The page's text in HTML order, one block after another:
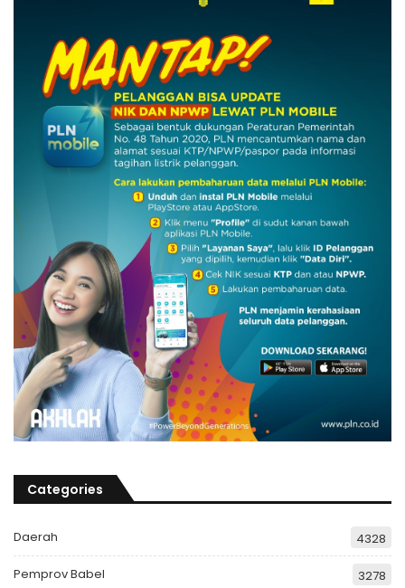
Categories
Daerah 4328
Pemprov Babel 3278